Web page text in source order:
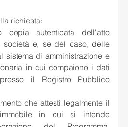
richiesta:
copia autenticata dell'atto
società e, se del caso, delle
sistema di amministrazione e
in cui compaiono i dati
il Registro Pubblico
che attesti legalmente il
in cui si intende